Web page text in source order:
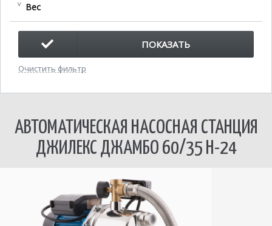
Вес
ПОКАЗАТЬ
Очистить фильтр
АВТОМАТИЧЕСКАЯ НАСОСНАЯ СТАНЦИЯ
ДЖИЛЕКС ДЖАМБО 60/35 Н-24